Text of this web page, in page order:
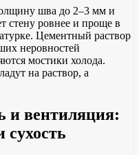
шва до 2–3 мм и
стену ровнее и проще в
Цементный раствор
неровностей
мостики холода.
на раствор, а
и вентиляция:
сухость